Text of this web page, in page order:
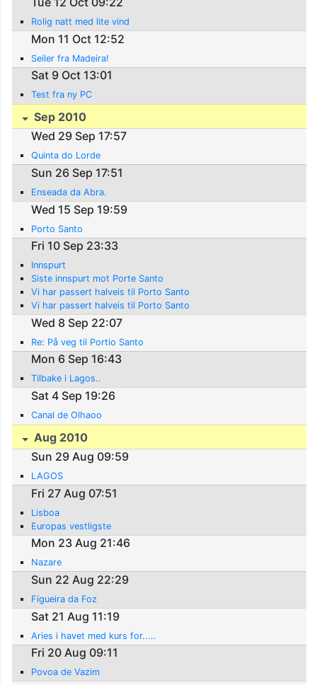
Rolig natt med lite vind
Mon 11 Oct 12:52
Seiler fra Madeira!
Sat 9 Oct 13:01
Test fra ny PC
Sep 2010
Wed 29 Sep 17:57
Quinta do Lorde
Sun 26 Sep 17:51
Enseada da Abra.
Wed 15 Sep 19:59
Porto Santo
Fri 10 Sep 23:33
Innspurt
Siste innspurt mot Porte Santo
Vi har passert halveis til Porto Santo
Vi har passert halveis til Porto Santo
Wed 8 Sep 22:07
Re: På veg til Portio Santo
Mon 6 Sep 16:43
Tilbake i Lagos..
Sat 4 Sep 19:26
Canal de Olhaoo
Aug 2010
Sun 29 Aug 09:59
LAGOS
Fri 27 Aug 07:51
Lisboa
Europas vestligste
Mon 23 Aug 21:46
Nazare
Sun 22 Aug 22:29
Figueira da Foz
Sat 21 Aug 11:19
Aries i havet med kurs for.....
Fri 20 Aug 09:11
Povoa de Vazim